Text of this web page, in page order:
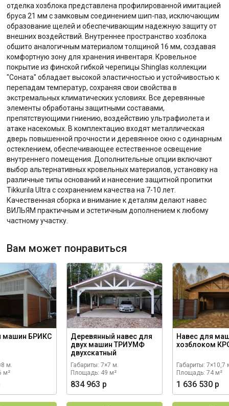
отделка хозблока представлена профилированной имитацией
бруса 21 мм с замковым соединением шип-паз, исключающим
образование щелей и обеспечивающим надежную защиту от
внешних воздействий. Внутреннее пространство хозблока
обшито аналогичным материалом толщиной 16 мм, создавая
комфортную зону для хранения инвентаря. Кровельное
покрытие из финской гибкой черепицы Shinglas коллекции
"Соната" обладает высокой эластичностью и устойчивостью к
перепадам температур, сохраняя свои свойства в
экстремальных климатических условиях. Все деревянные
элементы обработаны защитными составами,
препятствующими гниению, воздействию ультрафиолета и
атаке насекомых. В комплектацию входят металлическая
дверь повышенной прочности и деревянное окно с одинарным
остеклением, обеспечивающее естественное освещение
внутреннего помещения. Дополнительные опции включают
выбор альтернативных кровельных материалов, установку на
различные типы оснований и нанесение защитной пропитки
Tikkurila Ultra с сохранением качества на 7-10 лет.
Качественная сборка и внимание к деталям делают навес
ВИЛЬЯМ практичным и эстетичным дополнением к любому
частному участку.
Вам может понравиться
машин БРИКС
м.
м²
Деревянный навес для
двух машин ТРИУМФ
двухскатный
Габариты: 7×7 м.
Площадь: 49 м²
834 963 р
Навес для
хозблоком
Габариты: 7×10,7
Площадь: 74 м²
1 636 530 р